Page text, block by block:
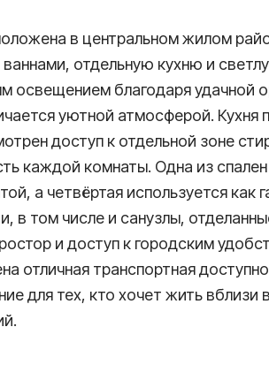
в центральном жилом
отдельную кухню и
освещением благодаря
уютной атмосферой.
доступ к отдельной зоне
каждой комнаты. Одна из
а четвёртая используется
том числе и санузлы,
и доступ к городским
отличная транспортная
для тех, кто хочет жить вблизи